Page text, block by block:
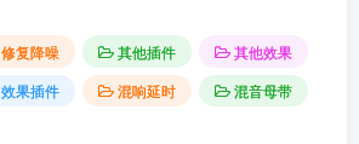
修复降噪 其他插件
其他效果
效果插件 混响延时
混音母带